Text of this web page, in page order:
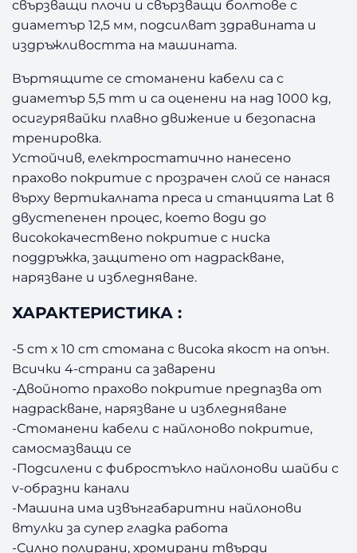
свързващи плочи и свързващи болтове с
диаметър 12,5 мм, подсилват здравината и
издръжливостта на машината.
Въртящите се стоманени кабели са с
диаметър 5,5 mm и са оценени на над 1000 kg,
осигурявайки плавно движение и безопасна
тренировка.
Устойчив, електростатично нанесено
прахово покритие с прозрачен слой се нанася
върху вертикалната преса и станцията Lat в
двустепенен процес, което води до
висококачествено покритие с ниска
поддръжка, защитено от надраскване,
нарязване и избледняване.
ХАРАКТЕРИСТИКА :
-5 cm x 10 cm стомана с висока якост на опън.
Всички 4-страни са заварени
-Двойното прахово покритие предпазва от
надраскване, нарязване и избледняване
-Стоманени кабели с найлоново покритие,
самосмазващи се
-Подсилени с фибростъкло найлонови шайби с
v-образни канали
-Машина има извънгабаритни найлонови
втулки за супер гладка работа
-Силно полирани, хромирани твърди